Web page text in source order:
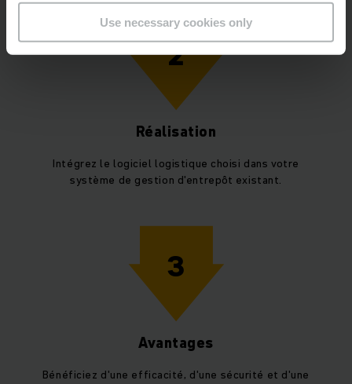
Use necessary cookies only
2
Réalisation
Intégrez le logiciel logistique choisi dans votre
système de gestion d'entrepôt existant.
3
Avantages
Bénéficiez d'une efficacité, d'une sécurité et d'une